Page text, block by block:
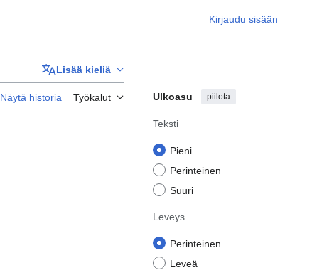
Kirjaudu sisään
Lisää kieliä
Näytä historia Työkalut Ulkoasu piilota
Teksti
Pieni
Perinteinen
Suuri
Leveys
Perinteinen
Leveä